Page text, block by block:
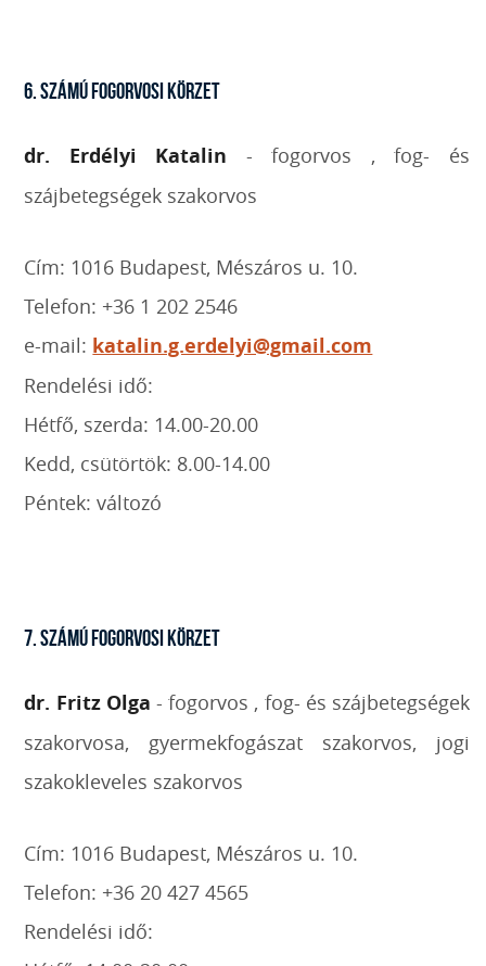
6. SZÁMÚ FOGORVOSI KÖRZET
dr. Erdélyi Katalin - fogorvos , fog- és
szájbetegségek szakorvos
Cím: 1016 Budapest, Mészáros u. 10.
Telefon: +36 1 202 2546
e-mail: katalin.g.erdelyi@gmail.com
Rendelési idő:
Hétfő, szerda: 14.00-20.00
Kedd, csütörtök: 8.00-14.00
Péntek: változó
7. SZÁMÚ FOGORVOSI KÖRZET
dr. Fritz Olga - fogorvos , fog- és szájbetegségek
szakorvosa, gyermekfogászat szakorvos, jogi
szakokleveles szakorvos
Cím: 1016 Budapest, Mészáros u. 10.
Telefon: +36 20 427 4565
Rendelési idő: